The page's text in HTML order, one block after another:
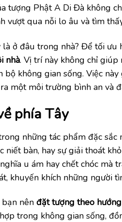
tượng Phật A Di Đà không
vượt qua nỗi lo âu và tìm
ở đâu trong nhà? Để tối ưu
nhà. Vị trí này không chỉ
không gian sống. Việc
một môi trường bình an và
phía Tây
những tác phẩm đặc
bàn, hay sự giải thoát
u ám hay chết chóc mà
khuyến khích những người
nên đặt tượng theo
trong không gian sống,